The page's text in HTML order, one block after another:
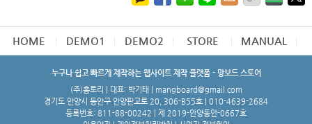
HOME DEMO1 DEMO2 STORE MANUAL
누구나 쉽고 빠르게 제작하는 웹사이트 제작 플랫폼 - 망보드 스토어
(주)홈토리 | 대표: 박기태 | mangboard@gmail.com
경기도 안양시 동안구 안양판교로 20, 306-B55호 | 010-4639-2684
등록번호: 811-88-00242 | 제 2019-안양동안-0667호